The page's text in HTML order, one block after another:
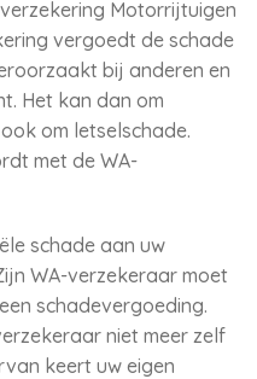
Motorrijtuigen
vergoedt de schade
bij anderen en
Het kan dan om
om letselschade.
met de WA-
schade aan uw
WA-verzekeraar moet
schadevergoeding.
niet meer zelf
keert uw eigen